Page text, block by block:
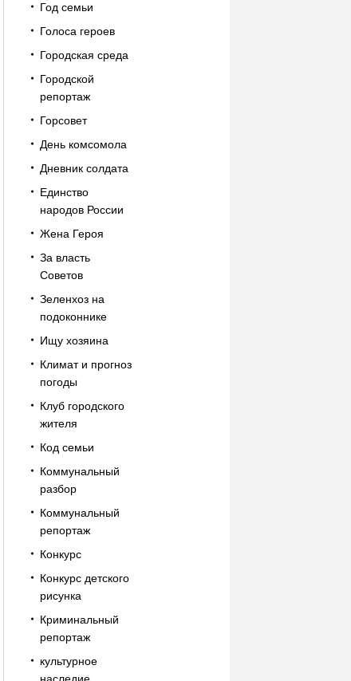
Год семьи
Голоса героев
Городская среда
Городской
репортаж
Горсовет
День комсомола
Дневник солдата
Единство
народов России
Жена Героя
За власть
Советов
Зеленхоз на
подоконнике
Ищу хозяина
Климат и прогноз
погоды
Клуб городского
жителя
Код семьи
Коммунальный
разбор
Коммунальный
репортаж
Конкурс
Конкурс детского
рисунка
Криминальный
репортаж
культурное